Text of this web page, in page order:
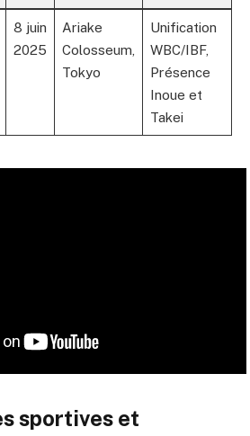
8 juin
2025
Ariake
Colosseum,
Tokyo
Unification
WBC/IBF,
Présence
Inoue et
Takei
sportives et